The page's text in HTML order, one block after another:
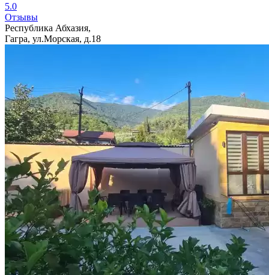
5.0
Отзывы
Республика Абхазия,
Гагра, ул.Морская, д.18